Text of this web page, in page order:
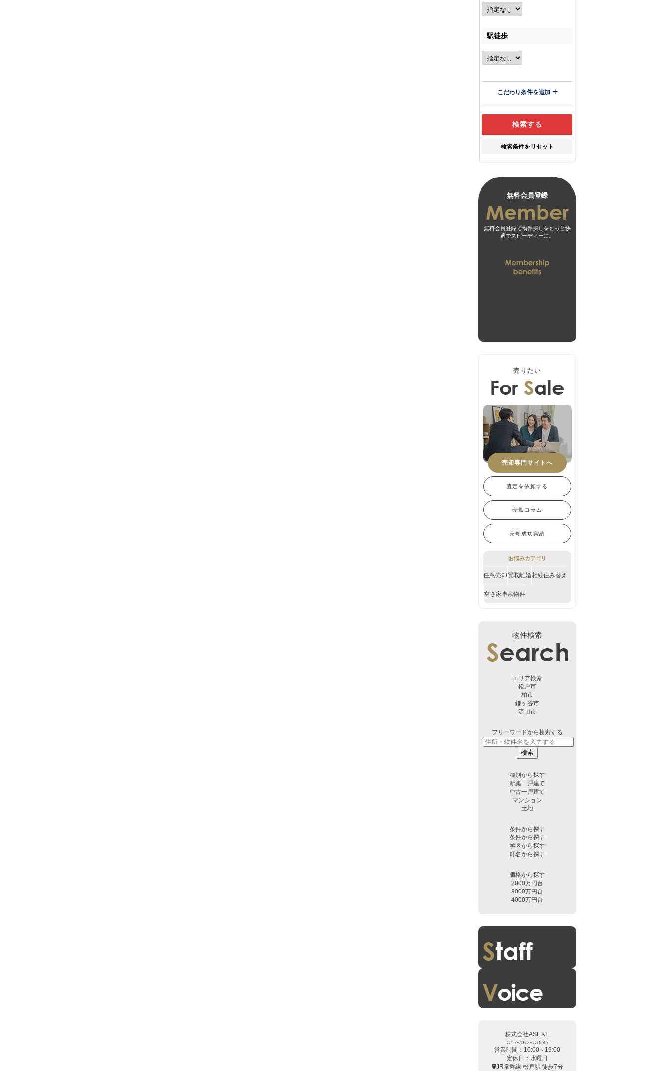
駅徒歩
こだわり条件を追加
検索条件をリセット
無料会員登録
無料会員登録で物件探しをもっと快
適でスピーディーに。
売りたい
売却専門サイトへ
査定を依頼する
売却コラム
売却成功実績
お悩みカテゴリ
任意売却 買取離婚相続住み替え
空き家事故物件
物件検索
エリア検索
松戸市
柏市
鎌ヶ谷市
流山市
フリーワードから検索する
検索
種別から探す
新築一戸建て
中古一戸建て
マンション
土地
条件から探す
条件から探す
学区から探す
町名から探す
価格から探す
2000万円台
3000万円台
4000万円台
株式会社ASLIKE
047-362-0888
営業時間：10:00～19:00
定休日：水曜日
JR常磐線 松戸駅 徒歩7分